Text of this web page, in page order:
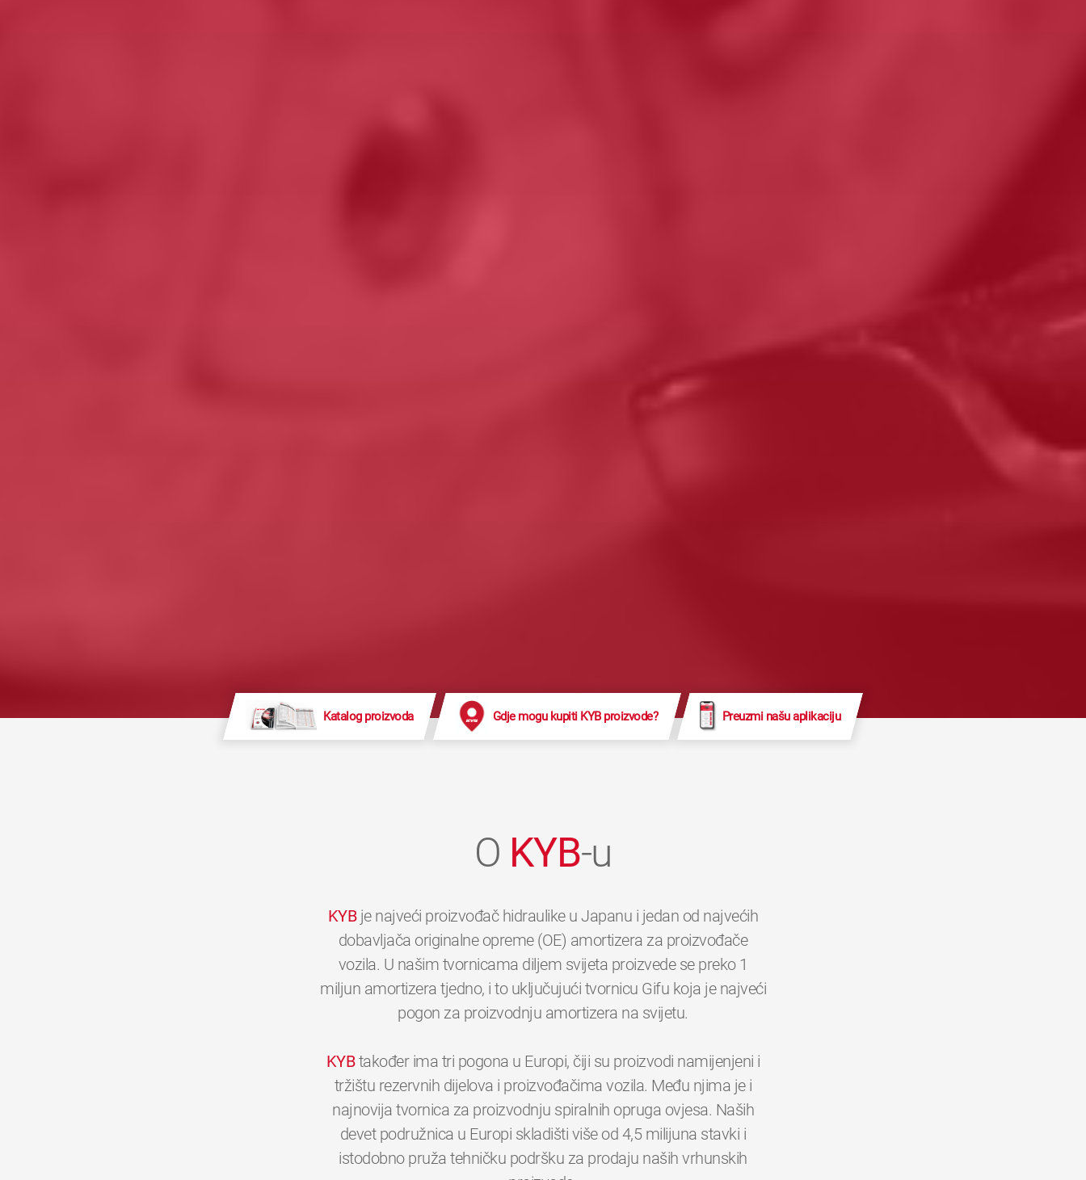
Katalog proizvoda Gdje mogu kupiti KYB proizvode? Preuzmi našu aplikaciju
O KYB-u
KYBje najveći proizvođač hidraulike u Japanu i jedan od najvećih
dobavljača originalne opreme (OE) amortizera za proizvođače
vozila. U našim tvornicama diljem svijeta proizvede se preko 1
miljun amortizera tjedno, i to uključujući tvornicu Gifu koja je najveći
pogon za proizvodnju amortizera na svijetu.
KYBtakođer ima tri pogona u Europi, čiji su proizvodi namijenjeni i
tržištu rezervnih dijelova i proizvođačima vozila. Među njima je i
najnovija tvornica za proizvodnju spiralnih opruga ovjesa. Naših
devet podružnica u Europi skladišti više od 4,5 milijuna stavki i
istodobno pruža tehničku podršku za prodaju naših vrhunskih
000 000